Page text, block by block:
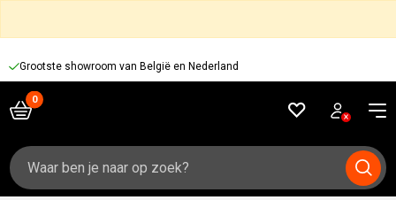
Grootste showroom van België en Nederland
Zoeken
naar: